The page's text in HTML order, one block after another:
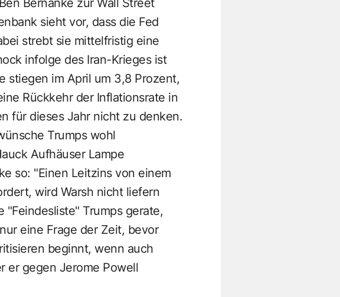
Bernanke zur Wall Street
sieht vor, dass die Fed
strebt sie mittelfristig eine
infolge des Iran-Krieges ist
stiegen im April um 3,8 Prozent,
Rückkehr der Inflationsrate in
für dieses Jahr nicht zu denken.
Trumps wohl
Aufhäuser Lampe
so: "Einen Leitzins von einem
wird Warsh nicht liefern
"Feindesliste" Trumps gerate,
eine Frage der Zeit, bevor
beginnt, wenn auch
er gegen Jerome Powell